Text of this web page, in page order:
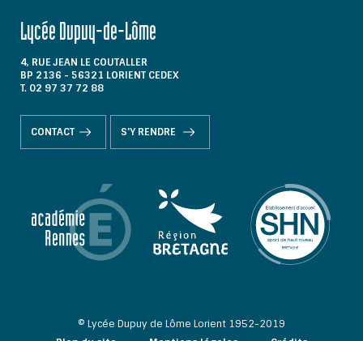
Lycée Dupuy-de-Lôme
4, RUE JEAN LE COUTALLER
BP 2136 - 56321 LORIENT CEDEX
T. 02 97 37 72 88
CONTACT S'Y RENDRE
© Lycée Dupuy de Lôme Lorient 1952-2019